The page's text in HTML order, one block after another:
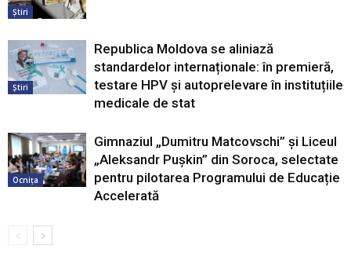
Știri
Știri
Republica Moldova se aliniază
standardelor internaționale: în premieră,
testare HPV și autoprelevare în instituțiile
medicale de stat
Ocnița
Gimnaziul „Dumitru Matcovschi” și Liceul
„Aleksandr Pușkin” din Soroca, selectate
pentru pilotarea Programului de Educație
Accelerată